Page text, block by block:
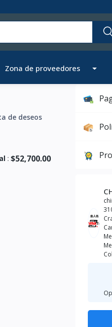
Zona de proveedores
de deseos
: $52,700.00